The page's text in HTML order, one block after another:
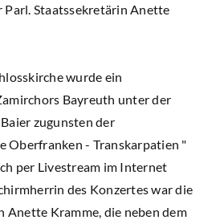
Parl. Staatssekretärin Anette
wurde ein
Bayreuth unter der
zugunsten der
Oberfranken - Transkarpatien "
per Livestream im Internet
des Konzertes war die
Anette Kramme, die neben dem